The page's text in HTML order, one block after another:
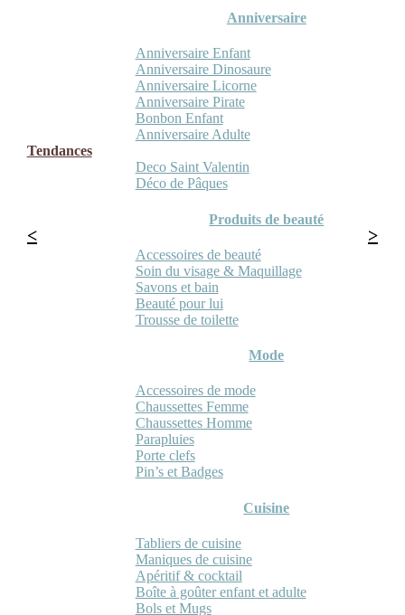
Anniversaire
Anniversaire Enfant
Anniversaire Dinosaure
Anniversaire Licorne
Anniversaire Pirate
Bonbon Enfant
Anniversaire Adulte
Tendances
Deco Saint Valentin
Déco de Pâques
Produits de beauté
Accessoires de beauté
Soin du visage & Maquillage
Savons et bain
Beauté pour lui
Trousse de toilette
Mode
Accessoires de mode
Chaussettes Femme
Chaussettes Homme
Parapluies
Porte clefs
Pin’s et Badges
Cuisine
Tabliers de cuisine
Maniques de cuisine
Apéritif & cocktail
Boîte à goûter enfant et adulte
Bols et Mugs